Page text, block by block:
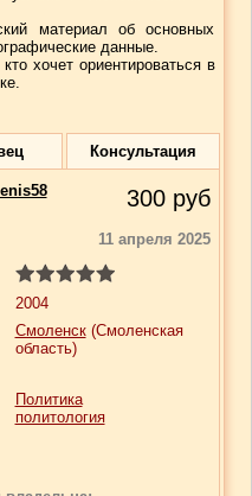
материал об основных
данные.
хочет ориентироваться в
Консультация
300 руб
11 апреля 2025
2004
Смоленск(Смоленская
область)
Политика
политология